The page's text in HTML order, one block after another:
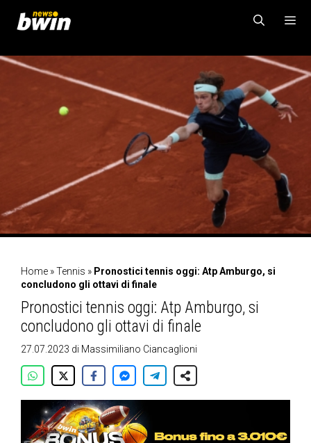
contenuto
MENU
Home »Tennis » Pronostici tennis oggi: Atp Amburgo, si
concludono gli ottavi di finale
Pronostici tennis oggi: Atp Amburgo, si
concludono gli ottavi di finale
27.07.2023 di Massimiliano Ciancaglioni